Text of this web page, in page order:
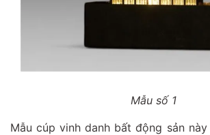
Mẫu số 1
Mẫu cúp vinh danh bất động sản